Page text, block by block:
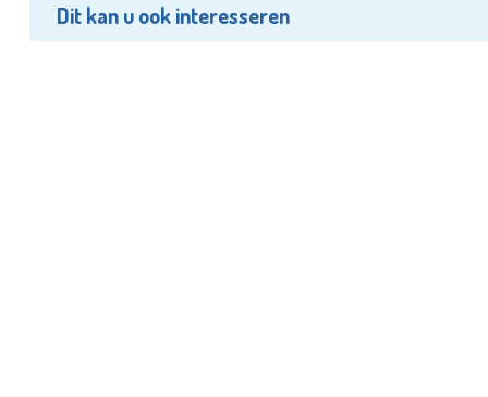
Dit kan u ook interesseren